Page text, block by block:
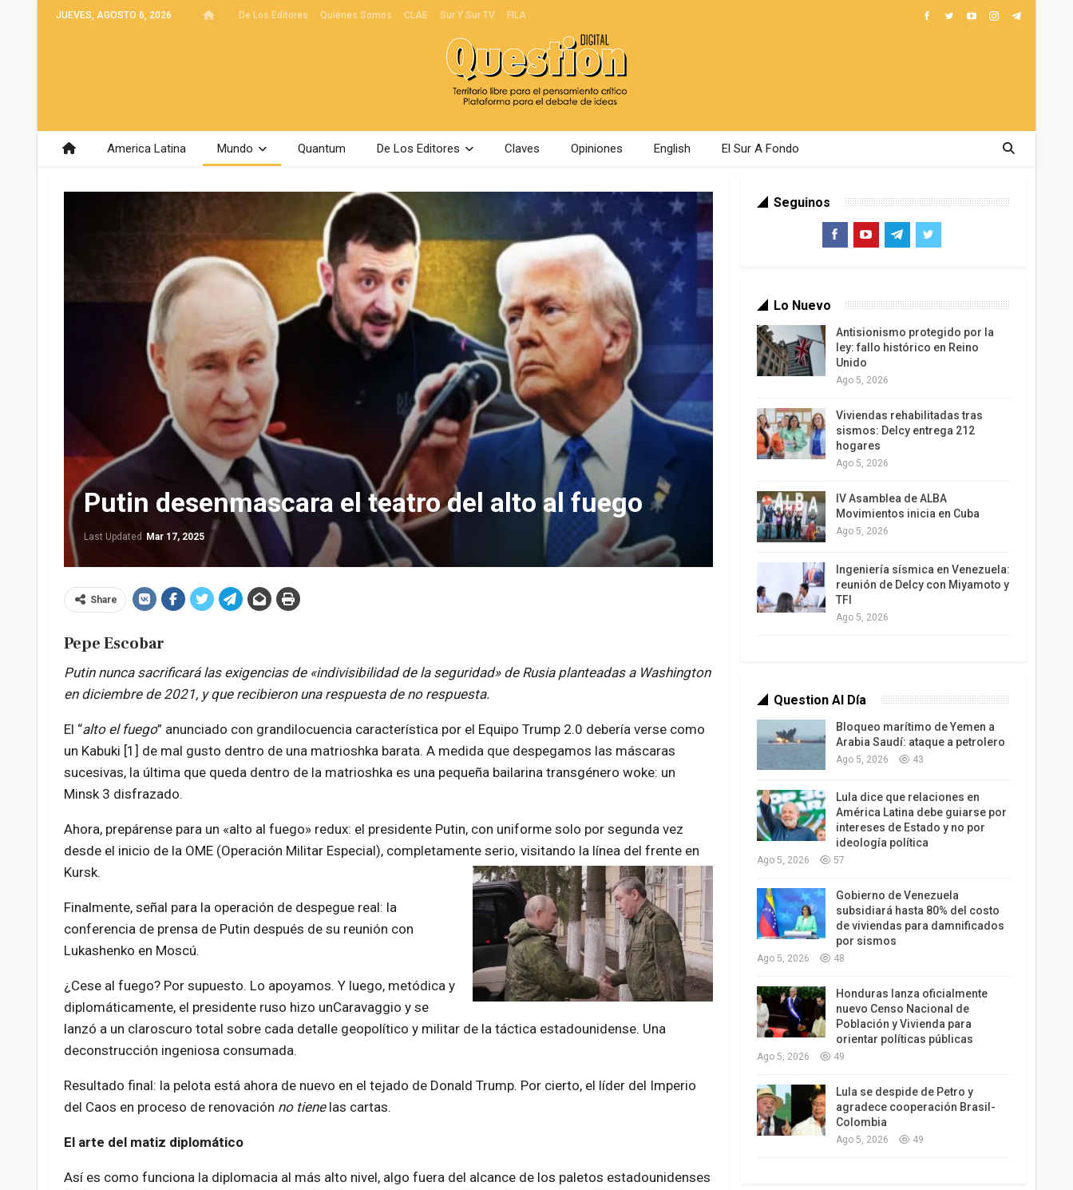
JUEVES, AGOSTO 6, 2026 De Los Editores Quiénes Somos CLAE Sur Y Sur TV FILA
America Latina Mundo Quantum De Los Editores Claves Opiniones English El Sur A Fondo
Putin desenmascara el teatro del alto al fuego
Last Updated Mar 17, 2025
Share
Pepe Escobar
Putin nunca sacrificará las exigencias de «indivisibilidad de la seguridad» de Rusia planteadas a Washington
en diciembre de 2021, y que recibieron una respuesta de no respuesta.
El “alto el fuego” anunciado con grandilocuencia característica por el Equipo Trump 2.0 debería verse como
un Kabuki [1] de mal gusto dentro de una matrioshka barata. A medida que despegamos las máscaras
sucesivas, la última que queda dentro de la matrioshka es una pequeña bailarina transgénero woke: un
Minsk 3 disfrazado.
Ahora, prepárense para un «alto al fuego» redux: el presidente Putin, con uniforme solo por segunda vez
desde el inicio de la OME (Operación Militar Especial), completamente serio, visitando la línea del frente en
Kursk.
Finalmente, señal para la operación de despegue real: la
conferencia de prensa de Putin después de su reunión con
Lukashenko en Moscú.
¿Cese al fuego? Por supuesto. Lo apoyamos. Y luego, metódica y
diplomáticamente, el presidente ruso hizo unCaravaggio y se
lanzó a un claroscuro total sobre cada detalle geopolítico y militar de la táctica estadounidense. Una
deconstrucción ingeniosa consumada.
Resultado final: la pelota está ahora de nuevo en el tejado de Donald Trump. Por cierto, el líder del Imperio
del Caos en proceso de renovación no tienelas cartas.
El arte del matiz diplomático
Así es como funciona la diplomacia al más alto nivel, algo fuera del alcance de los paletos estadounidenses
Seguinos
Lo Nuevo
Antisionismo protegido por la
ley: fallo histórico en Reino
Unido
Ago 5, 2026
Viviendas rehabilitadas tras
sismos: Delcy entrega 212
hogares
Ago 5, 2026
IV Asamblea de ALBA
Movimientos inicia en Cuba
Ago 5, 2026
Ingeniería sísmica en Venezuela:
reunión de Delcy con Miyamoto y
TFI
Ago 5, 2026
Question Al Día
Bloqueo marítimo de Yemen a
Arabia Saudí: ataque a petrolero
Ago 5, 2026 43
Lula dice que relaciones en
América Latina debe guiarse por
intereses de Estado y no por
ideología política
Ago 5, 2026 57
Gobierno de Venezuela
subsidiará hasta 80% del costo
de viviendas para damnificados
por sismos
Ago 5, 2026 48
Honduras lanza oficialmente
nuevo Censo Nacional de
Población y Vivienda para
orientar políticas públicas
Ago 5, 2026 49
Lula se despide de Petro y
agradece cooperación Brasil-
Colombia
Ago 5, 2026 49